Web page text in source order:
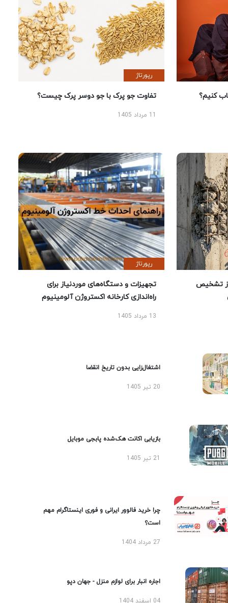
کنیم؟
رپورتاژ
تفاوت جو پرک با جو دوسر پرک چیست؟
تشخیص
رپورتاژ
تجهیزات و دستگاه‌های موردنیاز برای
راه‌اندازی کارخانه اکستروژن آلومینیوم
13 مرداد 1405
اشتغال‌زایی بدون تاریخ انقضا
20 تیر 1405
بازیابی اکانت هک‌شده پابجی موبایل
چرا خرید فالوور ایرانی و فوری اینستاگرام مهم
است؟
27 مرداد 1404
اجاره انبار برای لوازم منزل - جهان دپو
04 اسفند 1404